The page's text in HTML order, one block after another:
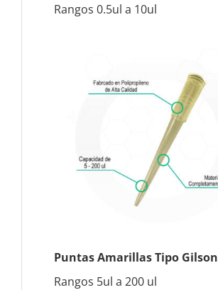
Rangos 0.5ul a 10ul
Puntas Amarillas Tipo Gilson
Rangos 5ul a 200 ul